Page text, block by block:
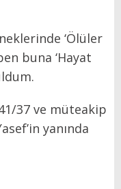
‘Ölüler
buna ‘Hayat
37 ve müteakip
yanında